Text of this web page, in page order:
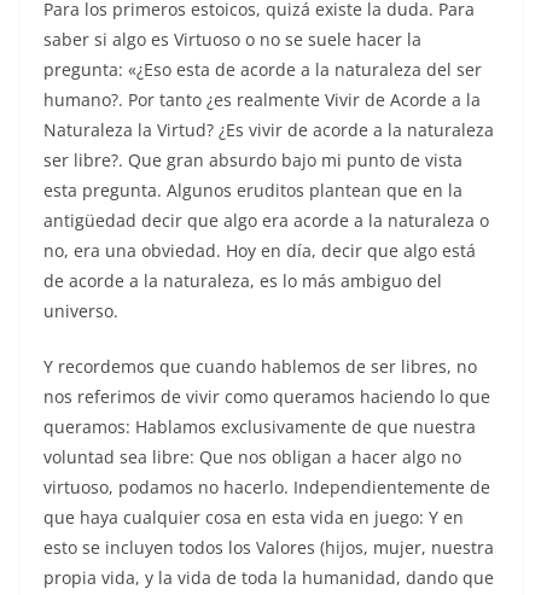
Para los primeros estoicos, quizá existe la duda. Para
saber si algo es Virtuoso o no se suele hacer la
pregunta: «¿Eso esta de acorde a la naturaleza del ser
humano?. Por tanto ¿es realmente Vivir de Acorde a la
Naturaleza la Virtud? ¿Es vivir de acorde a la naturaleza
ser libre?. Que gran absurdo bajo mi punto de vista
esta pregunta. Algunos eruditos plantean que en la
antigüedad decir que algo era acorde a la naturaleza o
no, era una obviedad. Hoy en día, decir que algo está
de acorde a la naturaleza, es lo más ambiguo del
universo.
Y recordemos que cuando hablemos de ser libres, no
nos referimos de vivir como queramos haciendo lo que
queramos: Hablamos exclusivamente de que nuestra
voluntad sea libre: Que nos obligan a hacer algo no
virtuoso, podamos no hacerlo. Independientemente de
que haya cualquier cosa en esta vida en juego: Y en
esto se incluyen todos los Valores (hijos, mujer, nuestra
propia vida, y la vida de toda la humanidad, dando que